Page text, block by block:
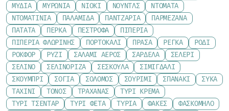
ΜΎΔΙΑ
ΜΥΡΏΝΙΑ ΝΙΌΚΙ ΝΟΎΝΤΛΣ
ΝΤΟΜΆΤΑ
ΝΤΟΜΑΤΊΝΙΑ
ΠΑΛΑΜΊΔΑ ΠΑΝΤΖΆΡΙΑ
ΠΑΡΜΕΖΆΝΑ
ΠΑΤΆΤΑ
ΠΈΡΚΑ ΠΈΣΤΡΟΦΑ
ΠΙΠΕΡΙΆ
ΠΙΠΕΡΙΆ ΦΛΩΡΊΝΗΣ
ΠΟΡΤΟΚΆΛΙ ΠΡΆΣΑ ΡΈΓΚΑ
ΡΌΔΙ
ΡΟΚΦΌΡ
ΡΎΖΙ ΣΑΛΆΜΙ ΑΈΡΟΣ ΣΑΡΔΈΛΑ
ΣΈΛΕΡΙ
ΣΈΛΙΝΟ
ΣΕΛΙΝΌΡΙΖΑ ΣΈΣΚΟΥΛΑ
ΣΙΜΙΓΔΆΛΙ
ΣΚΟΥΜΠΡΊ
ΣΌΓΙΑ ΣΟΛΟΜΌΣ ΣΟΥΡΊΜΙ ΣΠΑΝΆΚΙ
ΣΎΚΑ
ΤΑΧΊΝΙ
ΤΌΝΟΣ ΤΡΑΧΑΝΆΣ
ΤΥΡΊ ΚΡΈΜΑ
ΤΥΡΊ ΤΣΈΝΤΑΡ
ΤΥΡΊ ΦΈΤΑ ΤΥΡΙΆ ΦΑΚΈΣ
ΦΑΣΚΌΜΗΛΟ